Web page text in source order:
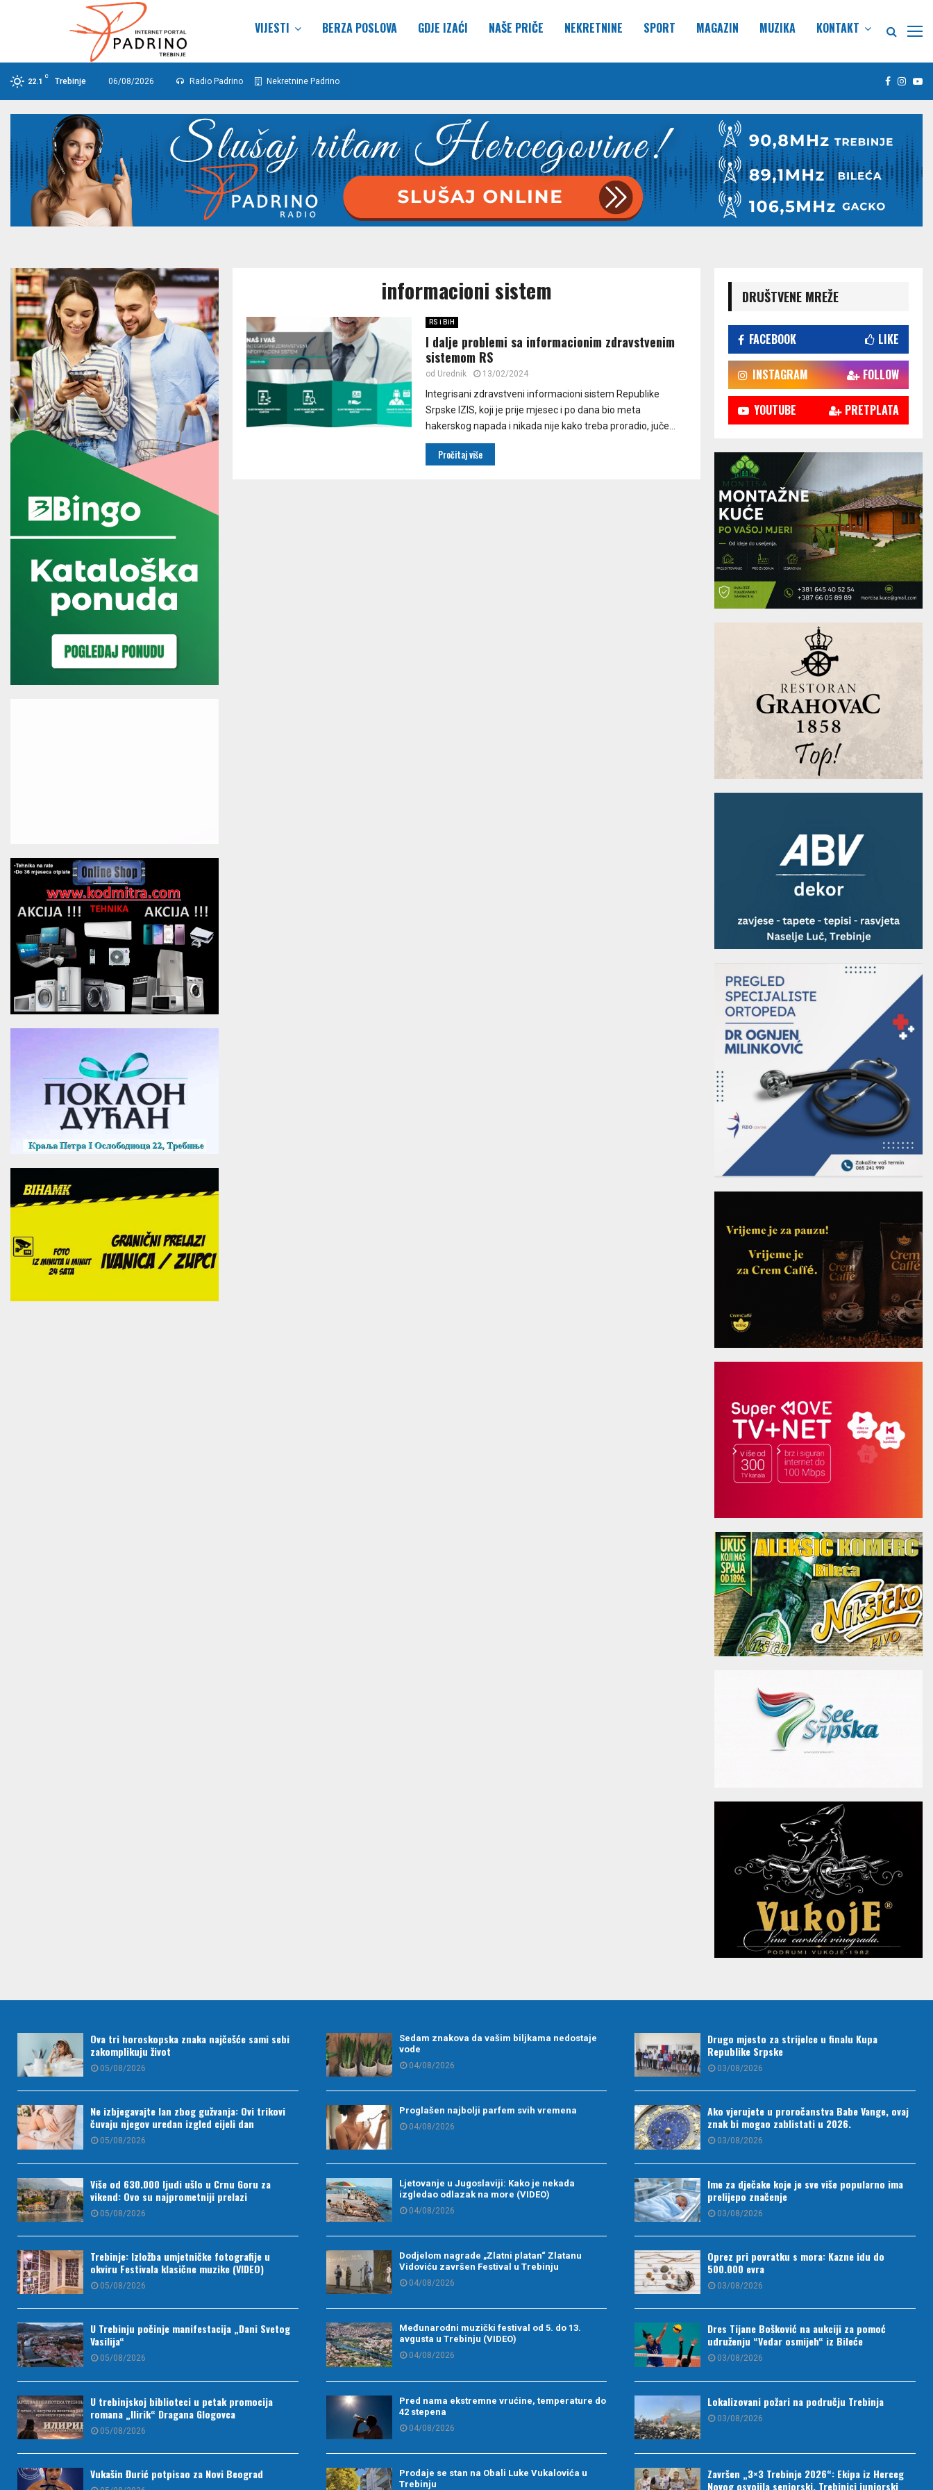
VIJESTI BERZA POSLOVA GDJE IZAĆI NAŠE PRIČE NEKRETNINE SPORT MAGAZIN MUZIKA KONTAKT
22.1
C
Trebinje 06/08/2026 Radio Padrino Nekretnine Padrino Facebook
informacioni sistem
RS i BiH
I dalje problemi sa informacionim zdravstvenim
sistemom RS
od Urednik 13/02/2024
Integrisani zdravstveni informacioni sistem Republike
Srpske IZIS, koji je prije mjesec i po dana bio meta
hakerskog napada i nikada nije kako treba proradio, juče...
Pročitaj više
DRUŠTVENE MREŽE
FACEBOOK LIKE
INSTAGRAM FOLLOW
YOUTUBE PRETPLATA
Ova tri horoskopska znaka najčešće sami sebi
zakomplikuju život
05/08/2026
Ne izbjegavajte lan zbog gužvanja: Ovi trikovi
čuvaju njegov uredan izgled cijeli dan
05/08/2026
Više od 630.000 ljudi ušlo u Crnu Goru za
vikend: Ovo su najprometniji prelazi
05/08/2026
Trebinje: Izložba umjetničke fotografije u
okviru Festivala klasične muzike (VIDEO)
05/08/2026
U Trebinju počinje manifestacija „Dani Svetog
Vasilija“
05/08/2026
U trebinjskoj biblioteci u petak promocija
romana „Ilirik“ Dragana Glogovca
05/08/2026
Vukašin Đurić potpisao za Novi Beograd
Sedam znakova da vašim biljkama nedostaje
vode
04/08/2026
Proglašen najbolji parfem svih vremena
04/08/2026
Ljetovanje u Jugoslaviji: Kako je nekada
izgledao odlazak na more (VIDEO)
04/08/2026
Dodjelom nagrade „Zlatni platan“ Zlatanu
Vidoviću završen Festival u Trebinju
04/08/2026
Međunarodni muzički festival od 5. do 13.
avgusta u Trebinju (VIDEO)
04/08/2026
Pred nama ekstremne vrućine, temperature do
42 stepena
04/08/2026
Prodaje se stan na Obali Luke Vukalovića u
Trebinju
Drugo mjesto za strijelce u finalu Kupa
Republike Srpske
03/08/2026
Ako vjerujete u proročanstva Babe Vange, ovaj
znak bi mogao zablistati u 2026.
03/08/2026
Ime za dječake koje je sve više popularno ima
prelijepo značenje
03/08/2026
Oprez pri povratku s mora: Kazne idu do
500.000 evra
03/08/2026
Dres Tijane Bošković na aukciji za pomoć
udruženju “Vedar osmijeh“ iz Bileće
03/08/2026
Lokalizovani požari na području Trebinja
03/08/2026
Završen „3×3 Trebinje 2026“: Ekipa iz Herceg
Novog osvojila seniorski, Trebinjci juniorski